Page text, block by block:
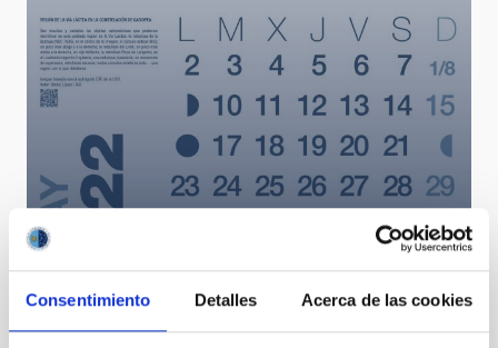
Consentimiento Detalles Acerca de las cookies